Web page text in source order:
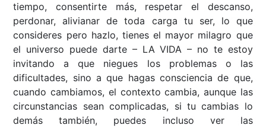
tiempo, consentirte más, respetar el descanso,
perdonar, alivianar de toda carga tu ser, lo que
consideres pero hazlo, tienes el mayor milagro que
el universo puede darte – LA VIDA – no te estoy
invitando a que niegues los problemas o las
dificultades, sino a que hagas consciencia de que,
cuando cambiamos, el contexto cambia, aunque las
circunstancias sean complicadas, si tu cambias lo
demás también, puedes incluso ver las